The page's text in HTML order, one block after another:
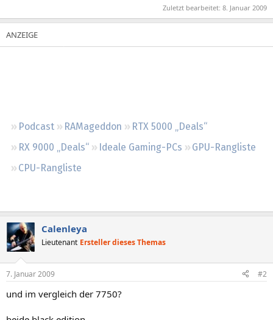
Podcast RAMageddon
RTX 5000 „Deals“
RX 9000 „Deals“
Ideale Gaming-PCs
GPU-Rangliste
CPU-Rangliste
Zuletzt bearbeitet: 8. Januar 2009
Calenleya
Lieutenant Ersteller dieses Themas
7. Januar 2009 #2
und im vergleich der 7750?